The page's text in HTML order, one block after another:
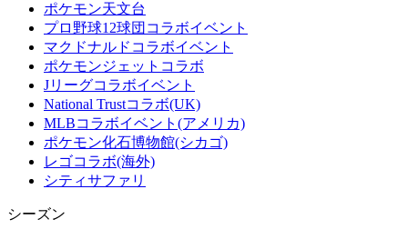
ポケモン天文台
プロ野球12球団コラボイベント
マクドナルドコラボイベント
ポケモンジェットコラボ
Jリーグコラボイベント
National Trustコラボ(UK)
MLBコラボイベント(アメリカ)
ポケモン化石博物館(シカゴ)
レゴコラボ(海外)
シティサファリ
シーズン